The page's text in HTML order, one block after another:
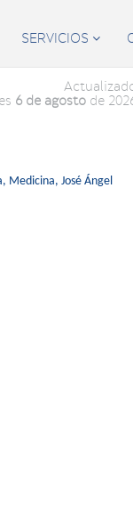
SERVICIOS 
6 de agostode
Medicina, José Ángel